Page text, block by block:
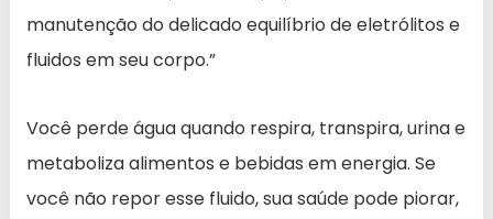
manutenção do delicado equilíbrio de eletrólitos e
fluidos em seu corpo.”
Você perde água quando respira, transpira, urina e
metaboliza alimentos e bebidas em energia. Se
você não repor esse fluido, sua saúde pode piorar,